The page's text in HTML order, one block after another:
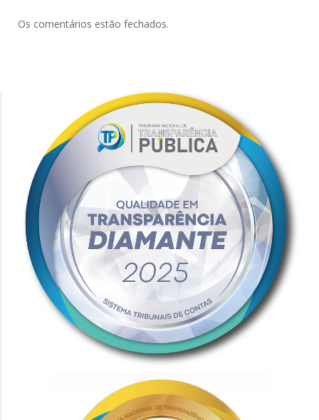
Os comentários estão fechados.